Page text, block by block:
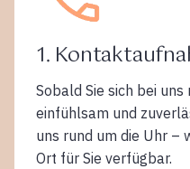
1.
Sobald Sie sich bei
einfühlsam und
uns rund um die Uhr –
Ort für Sie verfügbar.